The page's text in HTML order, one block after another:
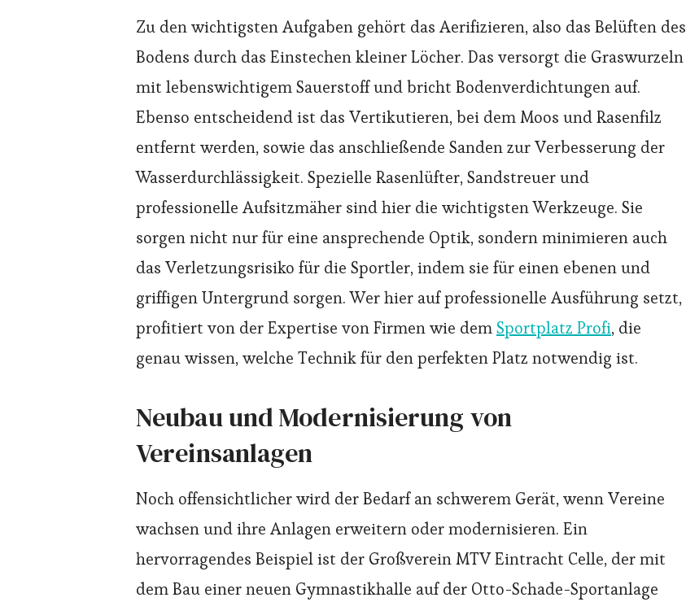
Zu den wichtigsten Aufgaben gehört das Aerifizieren, also das Belüften des
Bodens durch das Einstechen kleiner Löcher. Das versorgt die Graswurzeln
mit lebenswichtigem Sauerstoff und bricht Bodenverdichtungen auf.
Ebenso entscheidend ist das Vertikutieren, bei dem Moos und Rasenfilz
entfernt werden, sowie das anschließende Sanden zur Verbesserung der
Wasserdurchlässigkeit. Spezielle Rasenlüfter, Sandstreuer und
professionelle Aufsitzmäher sind hier die wichtigsten Werkzeuge. Sie
sorgen nicht nur für eine ansprechende Optik, sondern minimieren auch
das Verletzungsrisiko für die Sportler, indem sie für einen ebenen und
griffigen Untergrund sorgen. Wer hier auf professionelle Ausführung setzt,
profitiert von der Expertise von Firmen wie demSportplatz Profi, die
genau wissen, welche Technik für den perfekten Platz notwendig ist.
Neubau und Modernisierung von
Vereinsanlagen
Noch offensichtlicher wird der Bedarf an schwerem Gerät, wenn Vereine
wachsen und ihre Anlagen erweitern oder modernisieren. Ein
hervorragendes Beispiel ist der Großverein MTV Eintracht Celle, der mit
dem Bau einer neuen Gymnastikhalle auf der Otto-Schade-Sportanlage